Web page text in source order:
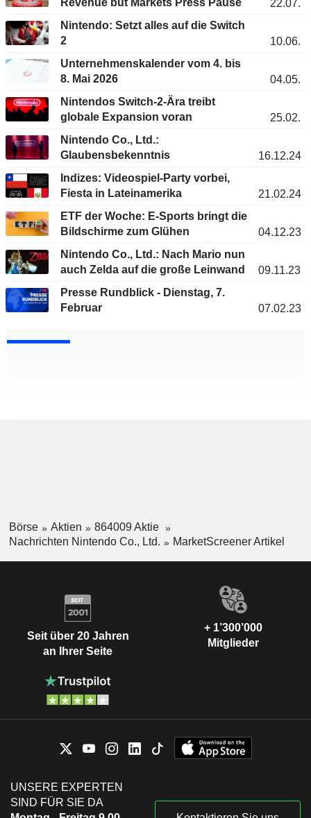
Revenue but Markets Press Pause
22.07.
Nintendo: Setzt alles auf die Switch
2
10.06.
Unternehmenskalender vom 4. bis
8. Mai 2026
04.05.
Nintendos Switch-2-Ära treibt
globale Expansion voran
25.02.
Nintendo Co., Ltd.:
Glaubensbekenntnis
16.12.24
Indizes: Videospiel-Party vorbei,
Fiesta in Lateinamerika
21.02.24
ETF der Woche: E-Sports bringt die
Bildschirme zum Glühen
04.12.23
Nintendo Co., Ltd.: Nach Mario nun
auch Zelda auf die große Leinwand
09.11.23
Presse Rundblick - Dienstag, 7.
Februar
07.02.23
Börse Aktien
864009 Aktie
Nachrichten Nintendo Co., Ltd.
MarketScreener Artikel
Seit über 20 Jahren
an Ihrer Seite
+ 1’300’000
Mitglieder
UNSERE EXPERTEN
SIND FÜR SIE DA